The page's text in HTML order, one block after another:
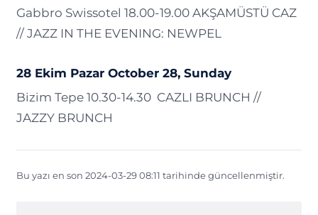
Gabbro Swissotel 18.00-19.00 AKŞAMÜSTÜ CAZ
// JAZZ IN THE EVENING: NEWPEL
28 Ekim Pazar October 28, Sunday
Bizim Tepe 10.30-14.30 CAZLI BRUNCH //
JAZZY BRUNCH
Bu yazı en son 2024-03-29 08:11 tarihinde güncellenmiştir.